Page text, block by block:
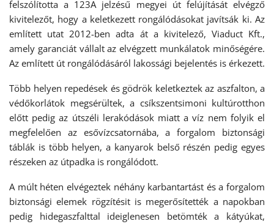
felszólította a 123A jelzésű megyei út felújítását elvégző
kivitelezőt, hogy a keletkezett rongálódásokat javítsák ki. Az
említett utat 2012-ben adta át a kivitelező, Viaduct Kft.,
amely garanciát vállalt az elvégzett munkálatok minőségére.
Az említett út rongálódásáról lakossági bejelentés is érkezett.
Több helyen repedések és gödrök keletkeztek az aszfalton, a
védőkorlátok megsérültek, a csíkszentsimoni kultúrotthon
előtt pedig az útszéli lerakódások miatt a víz nem folyik el
megfelelően az esővízcsatornába, a forgalom biztonsági
táblák is több helyen, a kanyarok belső részén pedig egyes
részeken az útpadka is rongálódott.
A múlt héten elvégeztek néhány karbantartást és a forgalom
biztonsági elemek rögzítésit is megerősítették a napokban
pedig hidegaszfalttal ideiglenesen betömték a kátyúkat,